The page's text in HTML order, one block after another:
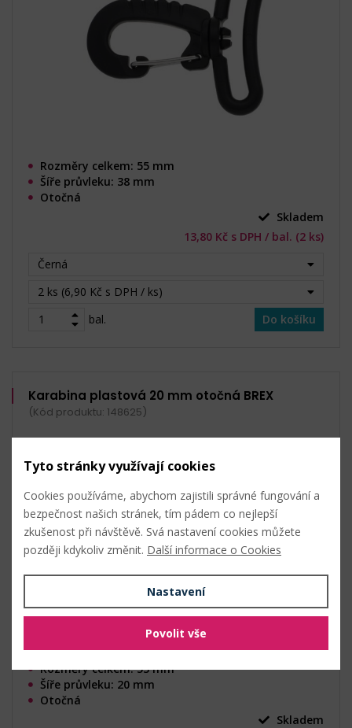
Rozměry celkem: 55 mm
Šíře průvleku: 38 mm
Otočná
Skladem
13,80 Kč s DPH / bal. (2 ks)
Černá
2 ks (6,90 Kč s DPH / ks)
bal.
Do košíku
Karabina plastová 20 mm otočná BREX
(Kód produktu: 148625)
Rozměry celkem: 53 mm
Šíře průvleku: 20 mm
Otočná
Skladem
Tyto stránky využívají cookies
Cookies používáme, abychom zajistili správné fungování a
bezpečnost našich stránek, tím pádem co nejlepší
zkušenost při návštěvě. Svá nastavení cookies můžete
později kdykoliv změnit. Další informace o Cookies
Nastavení
Povolit vše